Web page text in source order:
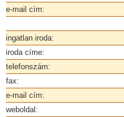
e-mail cím:
ingatlan iroda:
iroda címe:
telefonszám:
fax:
e-mail cím:
weboldal: